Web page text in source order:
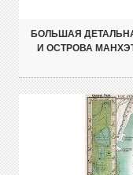
БОЛЬШАЯ
И ОСТРОВА